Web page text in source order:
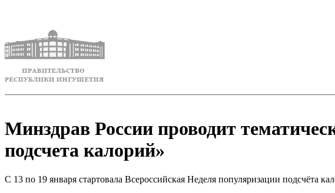
Минздрав России проводит
подсчета калорий»
С 13 по 19 января стартовала Всероссийская Неделя популяризации подсчёта